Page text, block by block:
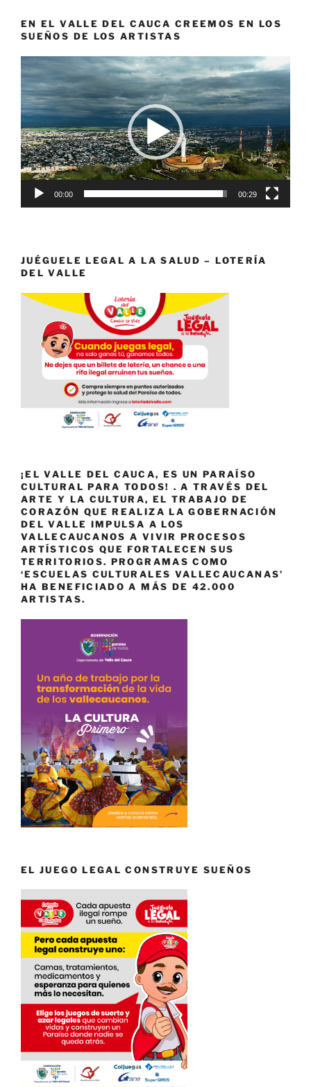
EN EL VALLE DEL CAUCA CREEMOS EN LOS
SUEÑOS DE LOS ARTISTAS
Reproductor
de
vídeo
00:00 00:29
JUÉGUELE LEGAL A LA SALUD – LOTERÍA
DEL VALLE
¡EL VALLE DEL CAUCA, ES UN PARAÍSO
CULTURAL PARA TODOS! . A TRAVÉS DEL
ARTE Y LA CULTURA, EL TRABAJO DE
CORAZÓN QUE REALIZA LA GOBERNACIÓN
DEL VALLE IMPULSA A LOS
VALLECAUCANOS A VIVIR PROCESOS
ARTÍSTICOS QUE FORTALECEN SUS
TERRITORIOS. PROGRAMAS COMO
‘ESCUELAS CULTURALES VALLECAUCANAS’
HA BENEFICIADO A MÁS DE 42.000
ARTISTAS.
EL JUEGO LEGAL CONSTRUYE SUEÑOS